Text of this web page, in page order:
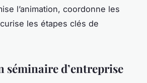
l’animation, coordonne les
les étapes clés de
séminaire d’entreprise